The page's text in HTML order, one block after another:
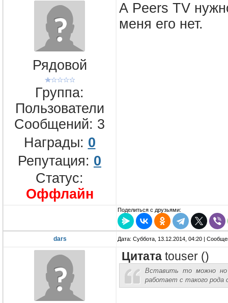
Рядовой
Группа:
Пользователи
Сообщений: 3
Награды: 0
Репутация: 0
Статус:
Оффлайн
А Peers TV
меня его нет.
Поделиться с друзьями:
dars Дата: Суббота, 13.12.2014, 04:20 |
Цитата touser ()
Вставить то можно но
работает с такого рода